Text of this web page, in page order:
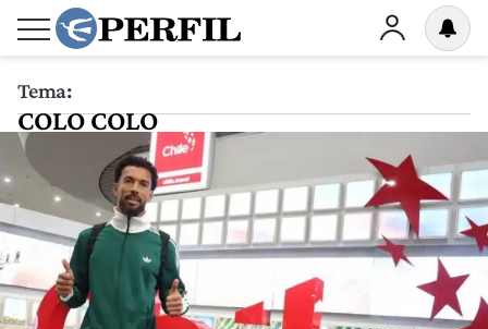
Tema:
COLO COLO